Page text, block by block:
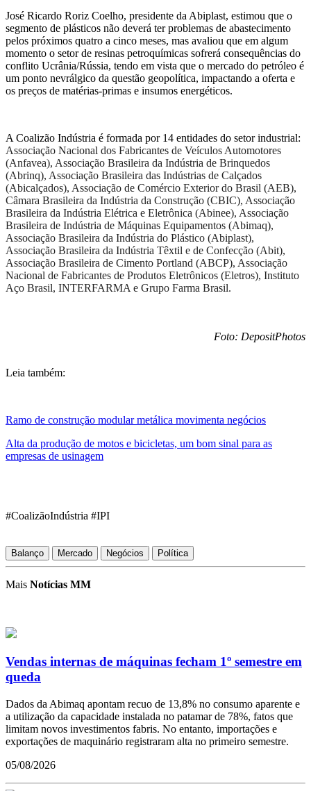
José Ricardo Roriz Coelho, presidente da Abiplast, estimou que o
segmento de plásticos não deverá ter problemas de abastecimento
pelos próximos quatro a cinco meses, mas avaliou que em algum
momento o setor de resinas petroquímicas sofrerá consequências do
conflito Ucrânia/Rússia, tendo em vista que o mercado do petróleo é
um ponto nevrálgico da questão geopolítica, impactando a oferta e
os preços de matérias-primas e insumos energéticos.
A Coalizão Indústria é formada por 14 entidades do setor industrial:
Associação Nacional dos Fabricantes de Veículos Automotores
(Anfavea), Associação Brasileira da Indústria de Brinquedos
(Abrinq), Associação Brasileira das Indústrias de Calçados
(Abicalçados), Associação de Comércio Exterior do Brasil (AEB),
Câmara Brasileira da Indústria da Construção (CBIC), Associação
Brasileira da Indústria Elétrica e Eletrônica (Abinee), Associação
Brasileira de Indústria de Máquinas Equipamentos (Abimaq),
Associação Brasileira da Indústria do Plástico (Abiplast),
Associação Brasileira da Indústria Têxtil e de Confecção (Abit),
Associação Brasileira de Cimento Portland (ABCP), Associação
Nacional de Fabricantes de Produtos Eletrônicos (Eletros), Instituto
Aço Brasil, INTERFARMA e Grupo Farma Brasil.
Foto: DepositPhotos
Leia também:
Ramo de construção modular metálica movimenta negócios
Alta da produção de motos e bicicletas, um bom sinal para as
empresas de usinagem
#CoalizãoIndústria #IPI
Balanço Mercado Negócios Política
Mais Notícias MM
Vendas internas de máquinas fecham 1º semestre em
queda
Dados da Abimaq apontam recuo de 13,8% no consumo aparente e
a utilização da capacidade instalada no patamar de 78%, fatos que
limitam novos investimentos fabris. No entanto, importações e
exportações de maquinário registraram alta no primeiro semestre.
05/08/2026